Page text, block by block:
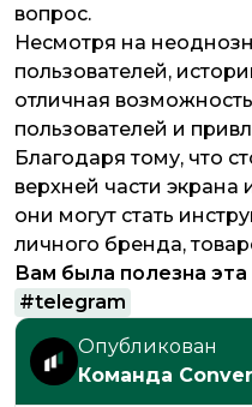
вопрос.
Несмотря на
пользователей,
отличная
пользователей и
Благодаря тому, что
верхней части
они могут стать
личного бренда,
Вам была полезна эта
#telegram
Опубликован
Команда